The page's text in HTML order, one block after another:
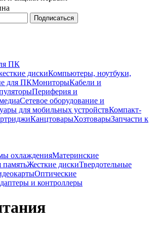
ПК
дискиКомпьютеры, ноутбуки,
для ПКМониторыКабели и
Периферия и
Сетевое оборудование и
для мобильных устройствКомпакт-
КанцтоварыХозтоварыЗапчасти к
охлажденияМатеринские
памятьЖесткие дискиТвердотельные
Оптические
и контроллеры